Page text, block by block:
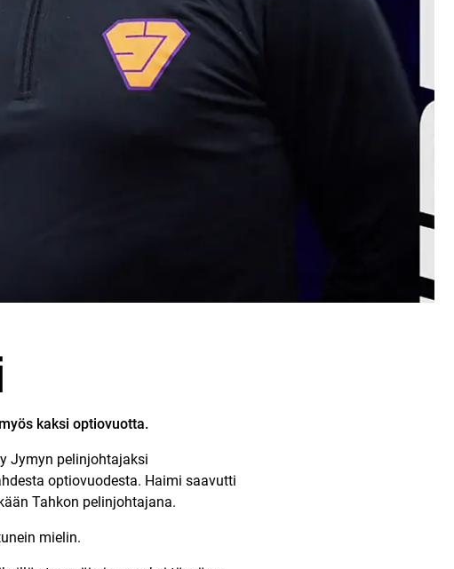
kaksi optiovuotta.
Jymyn pelinjohtajaksi
optiovuodesta. Haimi saavutti
Tahkon pelinjohtajana.
mielin.